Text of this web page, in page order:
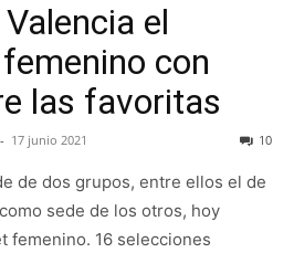
el
con
las favoritas
- 17 junio 2021 10
de dos grupos, entre ellos el de
sede de los otros, hoy
femenino. 16 selecciones